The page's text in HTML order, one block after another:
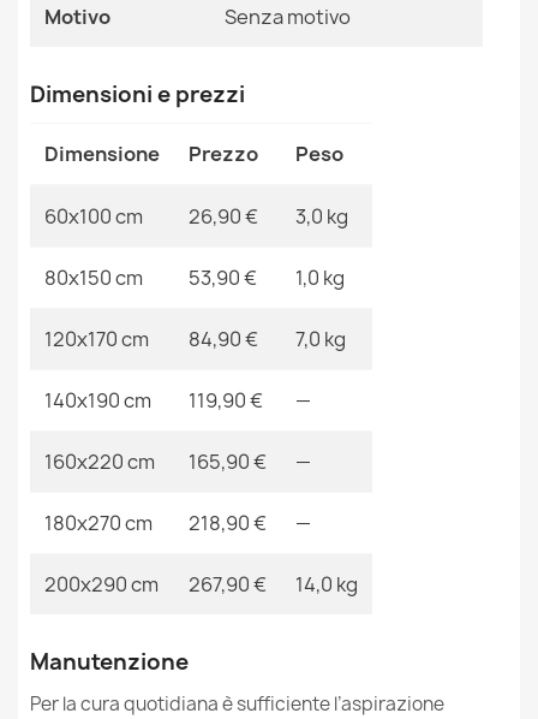
Tappeto BUNNY aqua blu IMITAZIONE PELLICCIA DI
CONIGLIO
28,90 €
Tappeto BUNNY cerchio taupe beige IMITAZIONE
MPN
Motivo Senza motivo
Dimensioni e prezzi
Dimensione Prezzo Peso
60x100 cm 26,90 € 3,0 kg
80x150 cm 53,90 € 1,0 kg
120x170 cm 84,90 € 7,0 kg
140x190 cm 119,90 € —
160x220 cm 165,90 € —
180x270 cm 218,90 € —
200x290 cm 267,90 € 14,0 kg
Manutenzione
Per la cura quotidiana è sufficiente l’aspirazione